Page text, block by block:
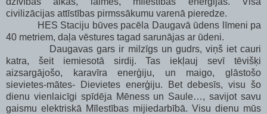
civilizācijas attīstības pirmssākumu varenā pieredze.
HES Staciju būves pacēla Daugavā ūdens līmeni pa
40 metriem, daļa vēstures tagad sarunājas ar ūdeni.
Daugavas gars ir milzīgs un gudrs, viņš iet cauri
katra, šeit iemiesotā sirdij. Tas iekļauj sevī tēvišķi
aizsargājošo, karavīra enerģiju, un maigo, glāstošo
sievietes-mātes- Dievietes enerģiju. Bet debesīs, visu šo
dienu vienlaicīgi spīdēja Mēness un Saule…, savijot savu
gaismu elektriskā Mīlestības mijiedarbībā. Visu dienu mūs